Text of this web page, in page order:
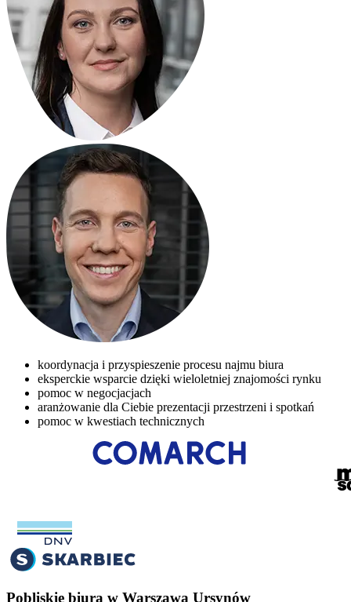
koordynacja i przyspieszenie procesu najmu biura
eksperckie wsparcie dzięki wieloletniej znajomości rynku
pomoc w negocjacjach
aranżowanie dla Ciebie prezentacji przestrzeni i spotkań
pomoc w kwestiach technicznych
Pobliskie biura w Warszawa Ursynów